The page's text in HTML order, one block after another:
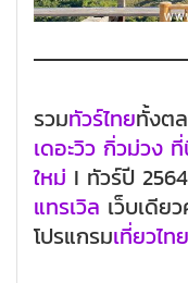
รวมทัวร์ไทยทั้งต
เดอะวิว กิ่วม่วง
ใหม่ I ทัวร์ปี
แทรเวิล เว็บเดีย
โปรแกรมเที่ยวไทย